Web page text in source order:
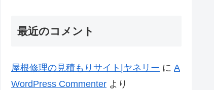
最近のコメント
屋根修理の見積もりサイト|ヤネリー に A
WordPress Commenter より